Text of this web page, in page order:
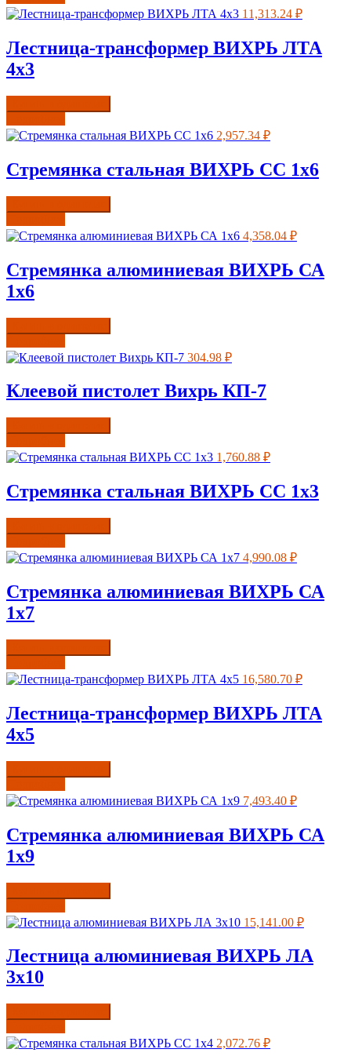
11,313.24 ₽
Лестница-трансформер ВИХРЬ ЛТА
4х3
2,957.34 ₽
Стремянка стальная ВИХРЬ СС 1х6
4,358.04 ₽
Стремянка алюминиевая ВИХРЬ СА
1х6
304.98 ₽
Клеевой пистолет Вихрь КП-7
1,760.88 ₽
Стремянка стальная ВИХРЬ СС 1х3
4,990.08 ₽
Стремянка алюминиевая ВИХРЬ СА
1х7
16,580.70 ₽
Лестница-трансформер ВИХРЬ ЛТА
4х5
7,493.40 ₽
Стремянка алюминиевая ВИХРЬ СА
1х9
15,141.00 ₽
Лестница алюминиевая ВИХРЬ ЛА
3х10
2,072.76 ₽